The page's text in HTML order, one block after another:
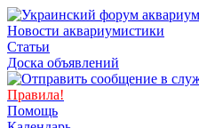
Новости аквариумистики
Статьи
Доска объявлений
Правила!
Помощь